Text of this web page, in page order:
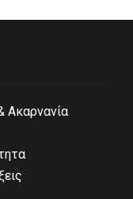
Ακαρνανία